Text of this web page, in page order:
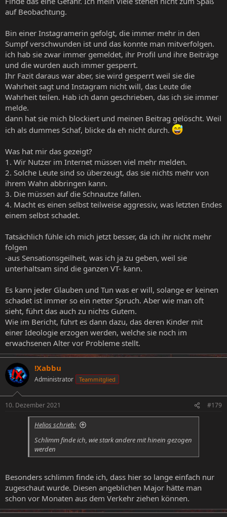
auf Beobachtung.
Bin einer Instagramerin gefolgt, die immer mehr in den
Sumpf verschwunden ist und das konnte man mitverfolgen.
ich hab sie zwar immer gemeldet, ihr Profil und ihre Beiträge
und die wurden auch immer gesperrt.
Ihr Fazit daraus war aber, sie wird gesperrt weil sie die
Wahrheit sagt und Instagram nicht will, das Leute die
Wahrheit teilen. Hab ich dann geschrieben, das ich sie immer
melde.
dann hat sie mich blockiert und meinen Beitrag gelöscht. Weil
ich als dummes Schaf, blicke da eh nicht durch.
Was hat mir das gezeigt?
1. Wir Nutzer im Internet müssen viel mehr melden.
2. Solche Leute sind so überzeugt, das sie nichts mehr von
ihrem Wahn abbringen kann.
3. Die müssen auf die Schnautze fallen.
4. Macht es einen selbst teilweise aggressiv, was letzten Endes
einem selbst schadet.
Tatsächlich fühle ich mich jetzt besser, da ich ihr nicht mehr
folgen
-aus Sensationsgeilheit, was ich ja zu geben, weil sie
unterhaltsam sind die ganzen VT- kann.
Es kann jeder Glauben und Tun was er will, solange er keinen
schadet ist immer so ein netter Spruch. Aber wie man oft
sieht, führt das auch zu nichts Gutem.
Wie im Bericht, führt es dann dazu, das deren Kinder mit
einer Ideologie erzogen werden, welche sie noch im
erwachsenen Alter vor Probleme stellt.
!Xabbu
Administrator Teammitglied
10. Dezember 2021 #179
Helios schrieb:
Schlimm finde ich, wie stark andere mit hinein gezogen
werden
Besonders schlimm finde ich, dass hier so lange einfach nur
zugeschaut wurde. Diesen angeblichen Major hätte man
schon vor Monaten aus dem Verkehr ziehen können.